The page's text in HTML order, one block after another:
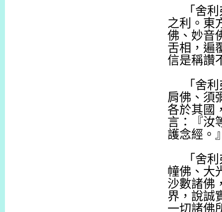
「舍
之利。東
佛、妙音
舌相，遍
信是稱讚
「舍
肩佛、須
各於其國
言：『汝
護念經。
「舍
幢佛、大
沙數諸佛
界，說誠
一切諸佛